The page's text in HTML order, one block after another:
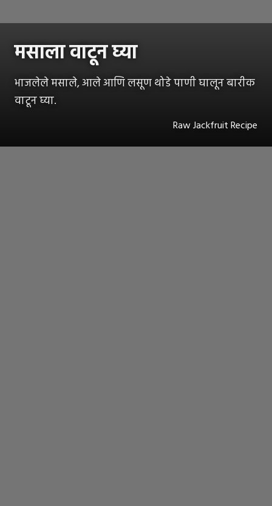
मसाला वाटून घ्या
भाजलेले मसाले, आले आणि लसूण थोडे पाणी घालून बारीक
वाटून घ्या.
Raw Jackfruit Recipe